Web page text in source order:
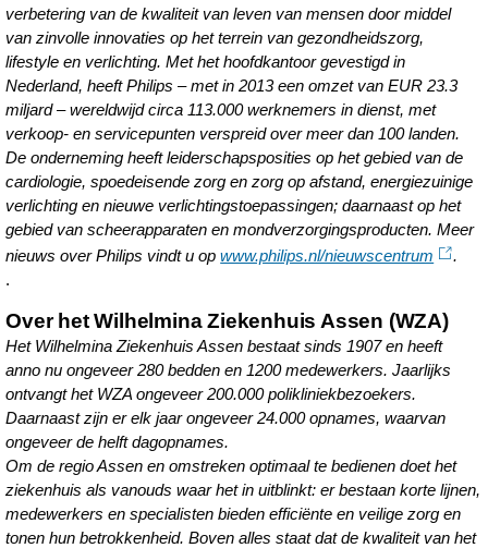
verbetering van de kwaliteit van leven van mensen door middel
van zinvolle innovaties op het terrein van gezondheidszorg,
lifestyle en verlichting. Met het hoofdkantoor gevestigd in
Nederland, heeft Philips – met in 2013 een omzet van EUR 23.3
miljard – wereldwijd circa 113.000 werknemers in dienst, met
verkoop- en servicepunten verspreid over meer dan 100 landen.
De onderneming heeft leiderschapsposities op het gebied van de
cardiologie, spoedeisende zorg en zorg op afstand, energiezuinige
verlichting en nieuwe verlichtingstoepassingen; daarnaast op het
gebied van scheerapparaten en mondverzorgingsproducten. Meer
nieuws over Philips vindt u opwww.philips.nl/nieuwscentrum
.
.
Over het Wilhelmina Ziekenhuis Assen (WZA)
Het Wilhelmina Ziekenhuis Assen bestaat sinds 1907 en heeft
anno nu ongeveer 280 bedden en 1200 medewerkers. Jaarlijks
ontvangt het WZA ongeveer 200.000 polikliniekbezoekers.
Daarnaast zijn er elk jaar ongeveer 24.000 opnames, waarvan
ongeveer de helft dagopnames.
Om de regio Assen en omstreken optimaal te bedienen doet het
ziekenhuis als vanouds waar het in uitblinkt: er bestaan korte lijnen,
medewerkers en specialisten bieden efficiënte en veilige zorg en
tonen hun betrokkenheid. Boven alles staat dat de kwaliteit van het